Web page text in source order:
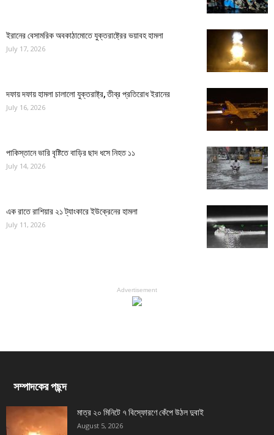
ইরানের বেসামরিক অবকাঠামোতে যুক্তরাষ্ট্রের ভয়াবহ হামলা
July 17, 2026
দফায় দফায় হামলা চালালো যুক্তরাষ্ট্র, তীব্র প্রতিরোধ ইরানের
July 16, 2026
পাকিস্তানে ভারি বৃষ্টিতে বাড়ির ছাদ ধসে নিহত ১১
July 14, 2026
এক রাতে রাশিয়ার ২১ ট্যাংকারে ইউক্রেনের হামলা
July 11, 2026
Advertisement
সম্পাদকের পছন্দ
মাত্র ২০ মিনিটে ৭ বিস্ফোরণে কেঁপে উঠল দুবাই
August 5, 2026